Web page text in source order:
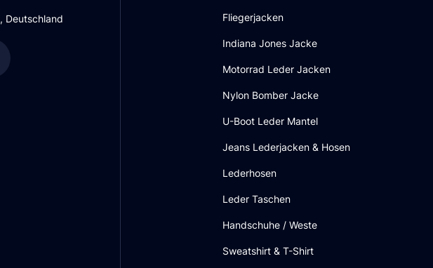
, Deutschland Fliegerjacken
Indiana Jones Jacke
Motorrad Leder Jacken
Nylon Bomber Jacke
U-Boot Leder Mantel
Jeans Lederjacken & Hosen
Lederhosen
Leder Taschen
Handschuhe / Weste
Sweatshirt & T-Shirt